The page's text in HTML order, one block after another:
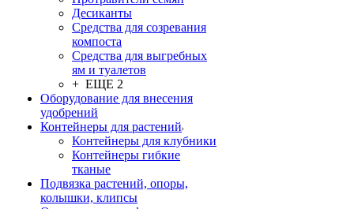
Десиканты
Средства для созревания
компоста
Средства для выгребных
ям и туалетов
+ ЕЩЕ 2
Оборудование для внесения
удобрений
Контейнеры для растений
Контейнеры для клубники
Контейнеры гибкие
тканые
Подвязка растений, опоры,
колышки, клипсы